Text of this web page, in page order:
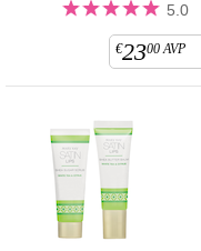
5.0
€2300 AVP